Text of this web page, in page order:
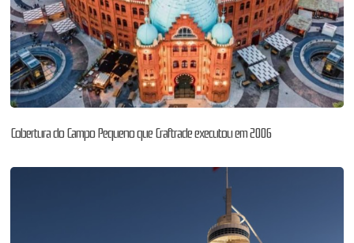
Cobertura do Campo Pequeno que Craftrade executou em 2006